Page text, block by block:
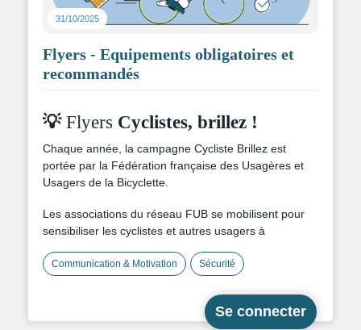
31/10/2025
Flyers - Equipements obligatoires et
recommandés
💡Flyers Cyclistes, brillez !
Chaque année, la campagne Cycliste Brillez est
portée par la Fédération française des Usagères et
Usagers de la Bicyclette.
Les associations du réseau FUB se mobilisent pour
sensibiliser les cyclistes et autres usagers à
être vu, c’est essentiel pour circuler en sécurité.
Profitez de cette période pour communiquer en
Communication & Motivation Sécurité